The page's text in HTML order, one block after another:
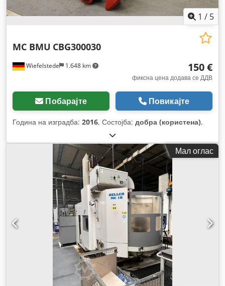
1 / 5
Wiefelstede 1.648 km
MC BMU CBG300030
150 €
фиксна цена додава се ДДВ
Побарајте Повикајте
Година на изградба: 2016, Состојба: добра (користена),
Мал оглас